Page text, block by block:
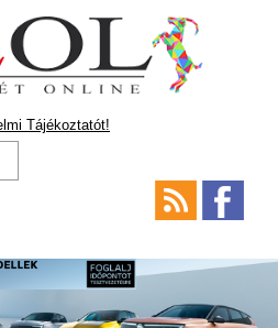
Tájékoztatót!